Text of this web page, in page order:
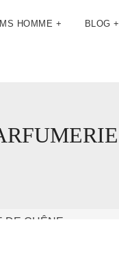
HOMME + BLOG +
DE CHÊNE